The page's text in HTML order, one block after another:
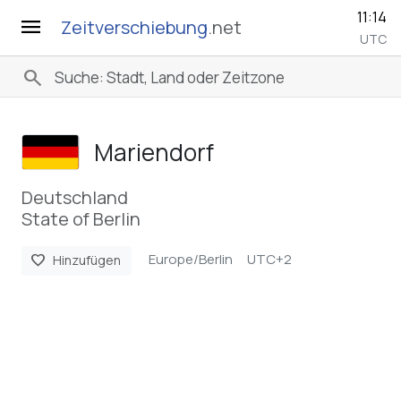
menu Zeitverschiebung.net 11:14
UTC
search
Mariendorf
Deutschland
State of Berlin
favorite Hinzufügen Europe/Berlin UTC+2